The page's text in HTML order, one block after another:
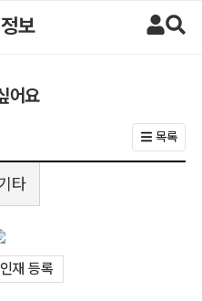
보
어요
목록
타
재 등록